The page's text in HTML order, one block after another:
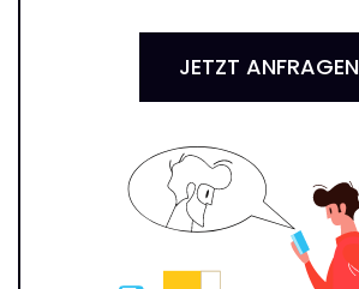
JETZT ANFRAGEN